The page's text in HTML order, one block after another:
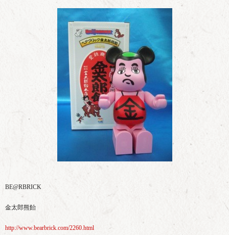
BE@RBRICK
金太郎熊飴
http://www.bearbrick.com/2260.html